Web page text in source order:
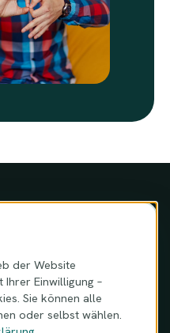
· REGON 360614795
1040 1111 0010 6087 8457
der Website
Einwilligung –
Sie können alle
oder selbst wählen.